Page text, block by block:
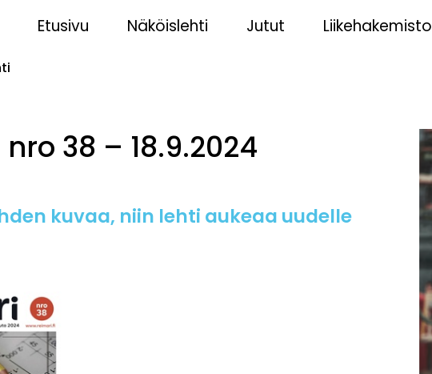
Etusivu Näköislehti Jutut Liikehakemisto
38 – 18.9.2024
kuvaa, niin lehti aukeaa uudelle